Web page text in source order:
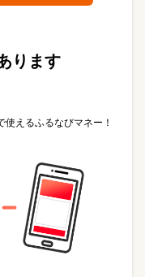
ります
えるふるなびマネー！